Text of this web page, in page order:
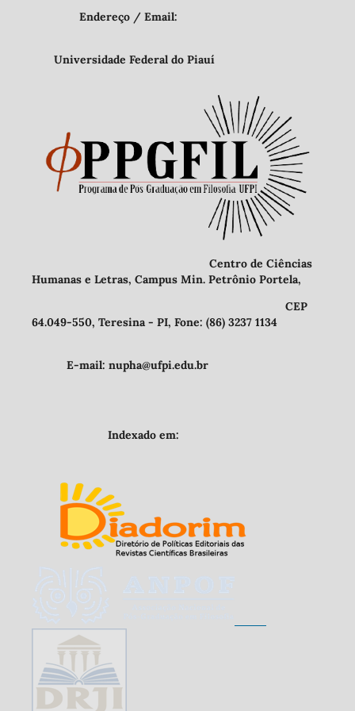
Endereço / Email:
Universidade Federal do Piauí
Centro de Ciências
Humanas e Letras, Campus Min. Petrônio Portela,
CEP
64.049-550, Teresina - PI, Fone: (86) 3237 1134
E-mail: nupha@ufpi.edu.br
Indexado em: